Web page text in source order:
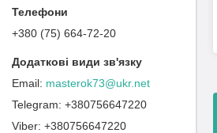
+380 (75) 664-72-20
masterok73@ukr.net
+380756647220
+380756647220